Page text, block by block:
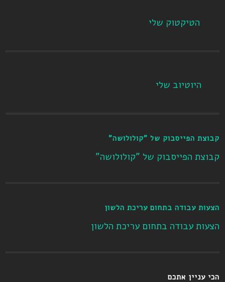
הטיקטוק שלי
היוטיוב שלי
קבוצת הפייסבוק של "קולולושה"
קבוצת הפייסבוק של "קולולושה"
הצעות עבודה בתחום עריכת הלשון
הצעות עבודה בתחום עריכת הלשון
הכי עניין אתכם